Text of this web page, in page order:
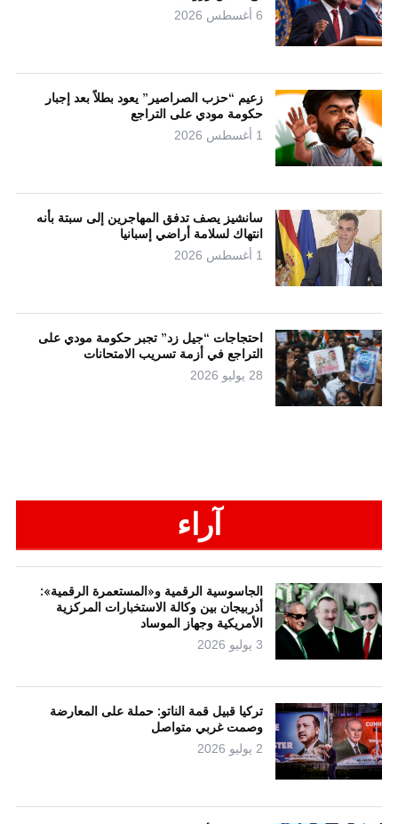
6 أغسطس 2026
زعيم “حزب الصراصير” يعود بطلاً بعد إجبار
حكومة مودي على التراجع
1 أغسطس 2026
سانشيز يصف تدفق المهاجرين إلى سبتة بأنه
انتهاك لسلامة أراضي إسبانيا
1 أغسطس 2026
احتجاجات “جيل زد” تجبر حكومة مودي على
التراجع في أزمة تسريب الامتحانات
28 يوليو 2026
آراء
الجاسوسية الرقمية و«المستعمرة الرقمية»:
أذربيجان بين وكالة الاستخبارات المركزية
الأمريكية وجهاز الموساد
3 يوليو 2026
تركيا قبيل قمة الناتو: حملة على المعارضة
وصمت غربي متواصل
2 يوليو 2026